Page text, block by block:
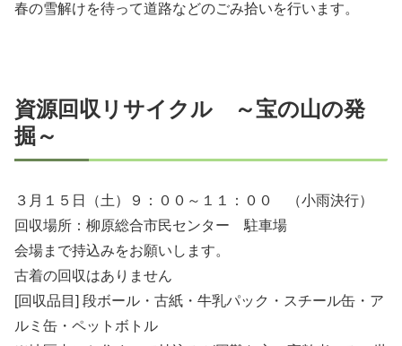
春の雪解けを待って道路などのごみ拾いを行います。
資源回収リサイクル ～宝の山の発
掘～
３月１５日（土）９：００～１１：００ （小雨決行）
回収場所：柳原総合市民センター 駐車場
会場まで持込みをお願いします。
古着の回収はありません
[回収品目] 段ボール・古紙・牛乳パック・スチール缶・ア
ルミ缶・ペットボトル